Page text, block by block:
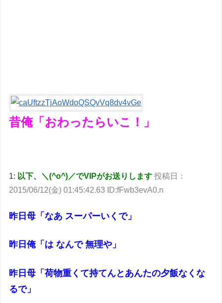
昔俺「おわったらいこ！」
1: 以下、＼(^o^)／でVIPがお送りします 投稿日：
2015/06/12(金) 01:45:42.63 ID:fFwb3evA0.n
昨日母「なあ スーパーいくで」
昨日俺「は なんで 無理や」
昨日母「荷物重くて持てんとあんたの夕飯なくな
るで」